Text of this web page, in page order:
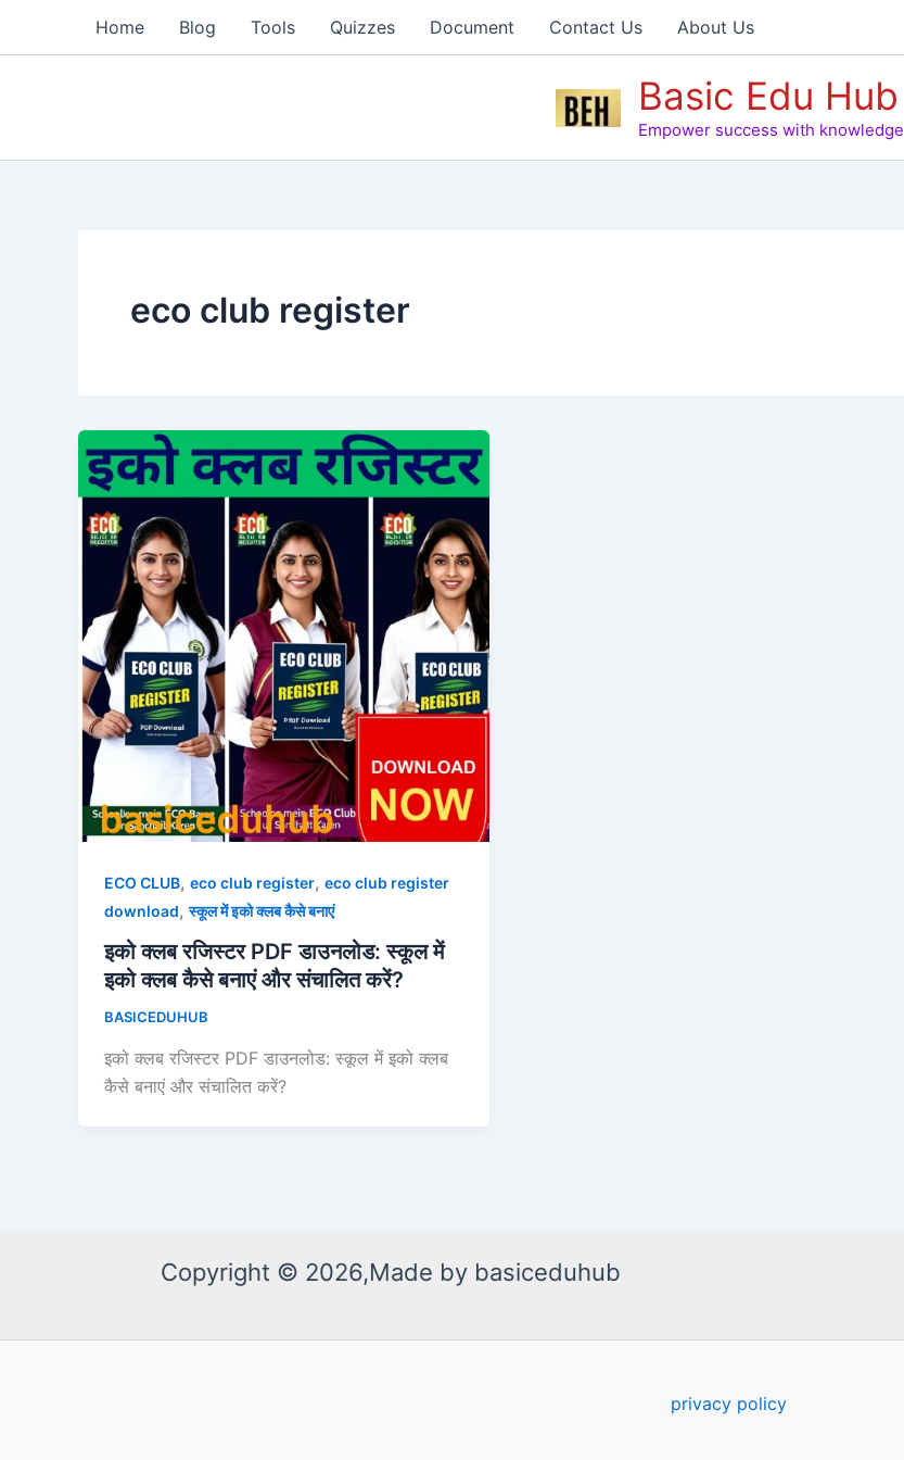
Home Blog Tools Quizzes Document Contact Us About Us
Basic Edu Hub
Empower success with knowledge
eco club register
ECO CLUB, eco club register, eco club register
download,स्कूल में इको क्लब कैसे बनाएं
इको क्लब रजिस्टर PDF डाउनलोड: स्कूल में
इको क्लब कैसे बनाएं और संचालित करें?
BASICEDUHUB
इको क्लब रजिस्टर PDF डाउनलोड: स्कूल में इको क्लब
कैसे बनाएं और संचालित करें?
Copyright © 2026,Made by basiceduhub
privacy policy